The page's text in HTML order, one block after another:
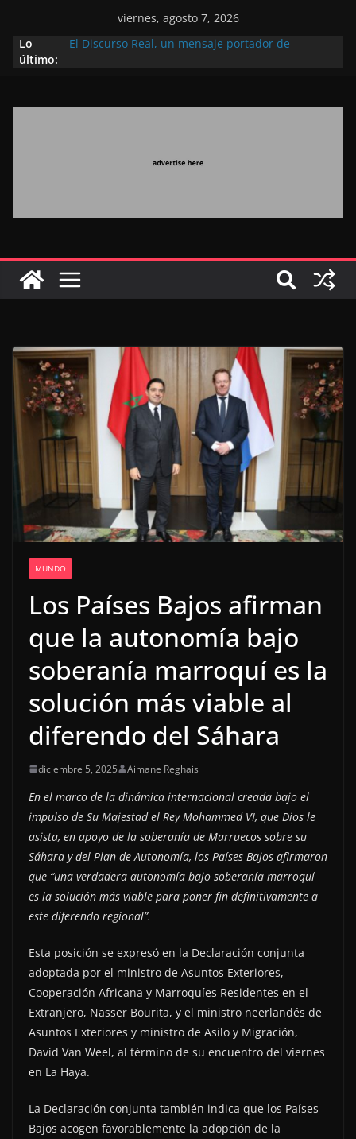
viernes, agosto 7, 2026
Lo
último:
El Discurso Real, un mensaje portador de
Extranjero: al servicio de los grandes proyectos de
Marruecos gracias a una visión estratégica
destinada a consolidar la posición de Marruecos
en una economía mundial competitiva (politólogo
marroquí-estadounidense)
MUNDO
Los Países Bajos afirman
que la autonomía bajo
soberanía marroquí es la
solución más viable al
diferendo del Sáhara
diciembre 5, 2025 Aimane Reghais
En el marco de la dinámica internacional creada bajo el
impulso de Su Majestad el Rey Mohammed VI, que Dios le
asista, en apoyo de la soberanía de Marruecos sobre su
Sáhara y del Plan de Autonomía, los Países Bajos afirmaron
que “una verdadera autonomía bajo soberanía marroquí
es la solución más viable para poner fin definitivamente a
este diferendo regional”.
Esta posición se expresó en la Declaración conjunta
adoptada por el ministro de Asuntos Exteriores,
Cooperación Africana y Marroquíes Residentes en el
Extranjero, Nasser Bourita, y el ministro neerlandés de
Asuntos Exteriores y ministro de Asilo y Migración,
David Van Weel, al término de su encuentro del viernes
en La Haya.
La Declaración conjunta también indica que los Países
Bajos acogen favorablemente la adopción de la